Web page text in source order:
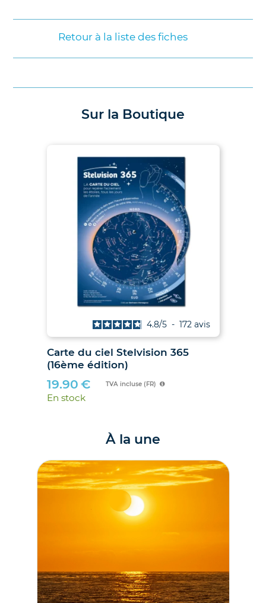
Retour à la liste des fiches
Sur la Boutique
Carte du ciel Stelvision 365
(16ème édition)
4.8/5 - 172 avis
19.90 € TVA incluse (FR)
En stock
À la une